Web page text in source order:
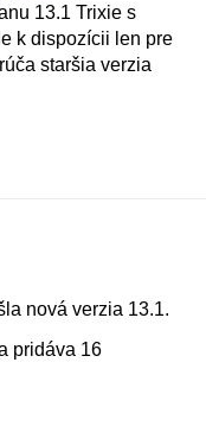
13.1 Trixie s
k dispozícii len pre
staršia verzia
nová verzia 13.1.
pridáva 16